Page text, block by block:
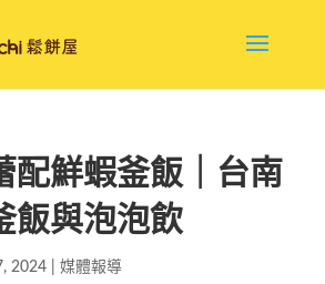
配鮮蝦釜飯｜台南
飯與泡泡飲
2024 媒體報導